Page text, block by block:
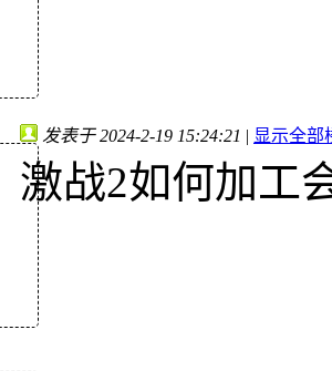
发表于 2024-2-19 15:24:21 | 显示全部
激战2如何加工